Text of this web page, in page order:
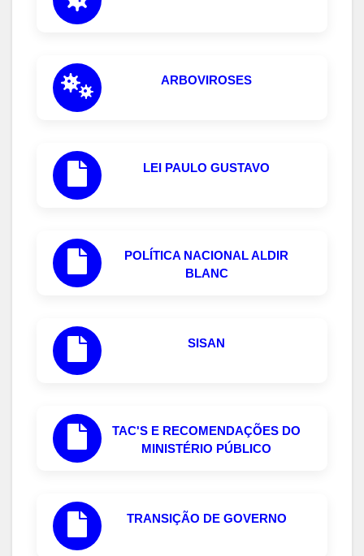
ARBOVIROSES
LEI PAULO GUSTAVO
POLÍTICA NACIONAL ALDIR
BLANC
SISAN
TAC'S E RECOMENDAÇÕES DO
MINISTÉRIO PÚBLICO
TRANSIÇÃO DE GOVERNO